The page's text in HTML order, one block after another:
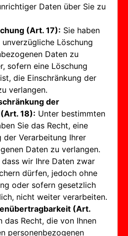
Daten über Sie zu
(Art. 17): Sie haben
Löschung
Daten zu
sofern eine Löschung
die Einschränkung der
verlangen.
der
18): Unter bestimmten
Sie das Recht, eine
der Verarbeitung Ihrer
Daten zu verlangen.
wir Ihre Daten zwar
dürfen, jedoch ohne
oder sofern gesetzlich
nicht weiter verarbeiten.
(Art.
das Recht, die von Ihnen
personenbezogenen